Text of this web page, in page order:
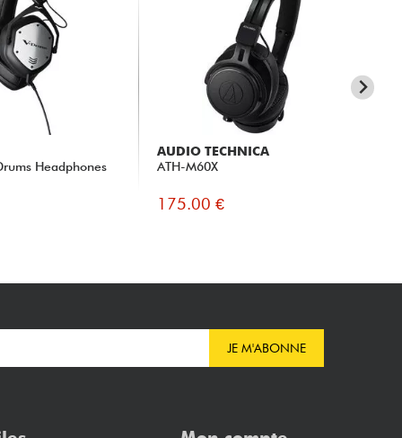
Headphones
AUDIO TECHNICA
ATH-M60X
175.00 €
JE M'ABONNE